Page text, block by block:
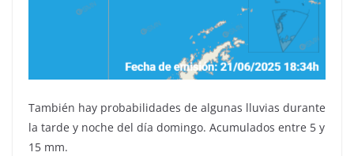
También hay probabilidades de algunas lluvias durante
la tarde y noche del día domingo. Acumulados entre 5 y
15 mm.